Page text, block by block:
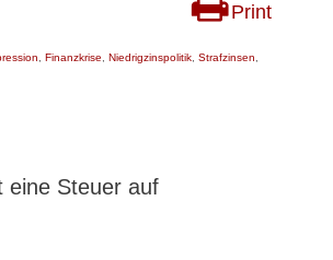
Print
, Finanzkrise, Niedrigzinspolitik,Strafzinsen,
eine Steuer auf